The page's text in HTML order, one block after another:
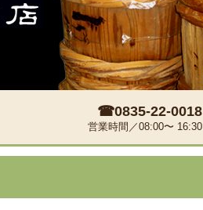
☎0835-22-0018
営業時間／08:00〜 16:30